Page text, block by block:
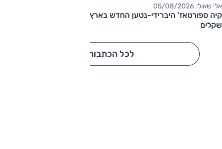
אלי שאולי, 05/08/2026
שקלים
לכל הכתבות